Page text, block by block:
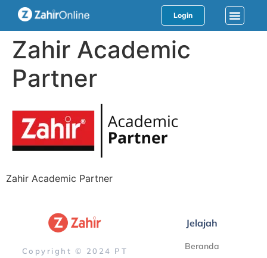
Login
Zahir Academic
Partner
Zahir Academic Partner
Copyright © 2024 PT
Jelajah
Beranda